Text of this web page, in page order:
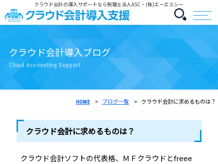
クラウド会計の導入サポートなら税理士法人ASC・(株)エーエスシー
クラウド会計導入ブログ
Cloud Accounting Support
HOME ブログ一覧 クラウド会計に求めるものは？
クラウド会計に求めるものは？
クラウド会計ソフトの代表格、ＭＦクラウドとfreee